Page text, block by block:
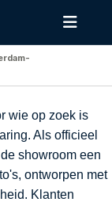
wie op zoek is
Als officieel
showroom een
ontworpen met
Klanten